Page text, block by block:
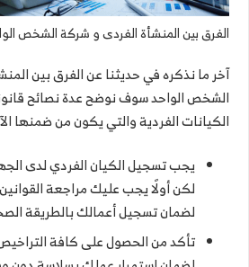
الفرق بين المنشأة الفردى و شركة الشخص
آخر ما نذكره في حديثنا عن الفرق بين
الشخص الواحد سوف نوضح عدة نصائح
الكيانات الفردية والتي يكون من ضمنها
يجب تسجيل الكيان الفردي لدى
لكن أولًا يجب عليك مراجعة
لضمان تسجيل أعمالك بالطريقة
تأكد من الحصول على كافة التراخيص